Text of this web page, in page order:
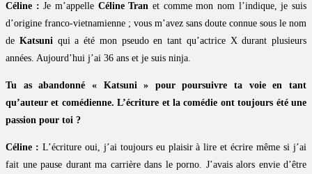
Céline : Je m’appelle Céline Tran et comme mon nom l’indique, je suis
d’origine franco-vietnamienne ; vous m’avez sans doute connue sous le nom
de Katsuniqui a été mon pseudo en tant qu’actrice X durant plusieurs
années. Aujourd’hui j’ai 36 ans et je suis ninja.
Tu as abandonné « Katsuni » pour poursuivre ta voie en tant
qu’auteur et comédienne. L’écriture et la comédie ont toujours été une
passion pour toi ?
Céline : L’écriture oui, j’ai toujours eu plaisir à lire et écrire même si j’ai
fait une pause durant ma carrière dans le porno. J’avais alors envie d’être